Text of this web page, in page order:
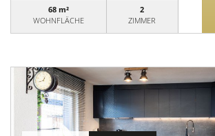
68 m²
WOHNFLÄCHE
2
ZIMMER